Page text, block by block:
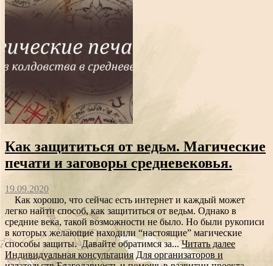
Как защититься от ведьм. Магические
печати и заговоры средневековья.
19.09.2020
Как хорошо, что сейчас есть интернет и каждый может
легко найти способ, как защититься от ведьм. Однако в
средние века, такой возможности не было. Но были рукописи
в которых желающие находили “настоящие” магические
способы защиты. Давайте обратимся за...Читать далее
Индивидуальная консультация Для организаторов и